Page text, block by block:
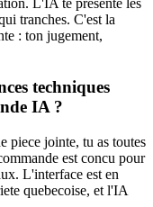
L'IA te presente les
tranches. C'est la
: ton jugement,
techniques
IA ?
piece jointe, tu as toutes
est concu pour
L'interface est en
quebecoise, et l'IA